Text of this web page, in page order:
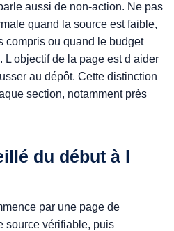
aussi de non-action. Ne pas
quand la source est faible,
compris ou quand le budget
L objectif de la page est d aider
au dépôt. Cette distinction
section, notamment près
du début à l
par une page de
source vérifiable, puis